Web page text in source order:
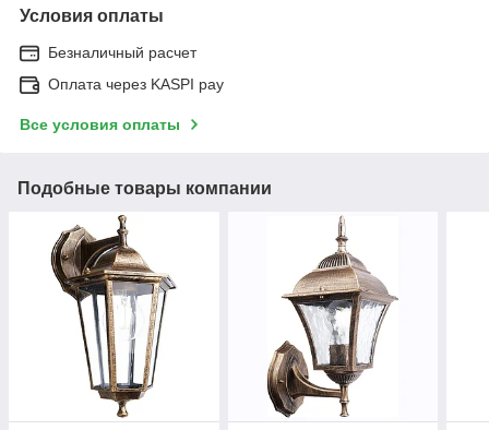
Условия оплаты
Безналичный расчет
Оплата через KASPI pay
Все условия оплаты
Подобные товары компании